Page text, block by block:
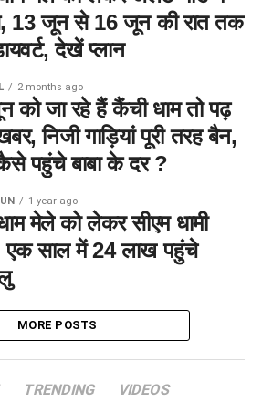
13 जून से 16 जून की रात तक
देखें प्लान
2 months ago
को जा रहे हैं कैंची धाम तो पढ़
निजी गाड़ियां पूरी तरह बैन,
पहुंचे बाबा के दर ?
1 year ago
मेले को लेकर सीएम धामी
साल में 24 लाख पहुंचे
MORE POSTS
TRENDING VIDEOS